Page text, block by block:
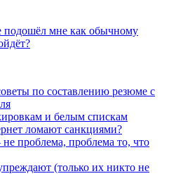
мне как обычному
по составлению резюме с
и белым спискам
ломают санкциями?
проблема, проблема то, что
(только их никто не